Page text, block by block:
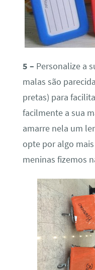
5 – Personalize a
malas são
pretas) para
facilmente a sua
amarre nela um
opte por algo
meninas fizemos